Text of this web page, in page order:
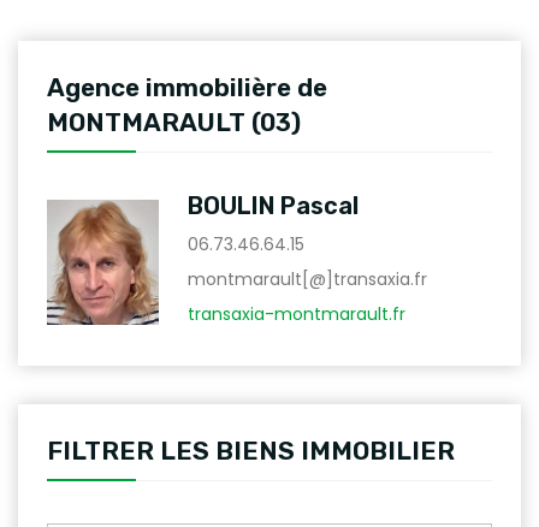
Agence immobilière de
MONTMARAULT (03)
BOULIN Pascal
06.73.46.64.15
montmarault[@]transaxia.fr
transaxia-montmarault.fr
FILTRER LES BIENS IMMOBILIER